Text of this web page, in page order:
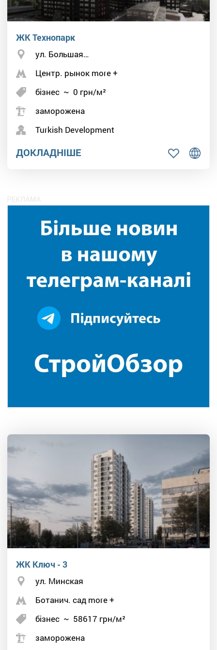
ЖК Технопарк
ул. Большая…
Центр. рынок more +
бізнес ~ 0 грн/м²
заморожена
Turkish Development
ДОКЛАДНІШЕ
ЖК Ключ - 3
ул. Минская
Ботанич. сад more +
бізнес ~ 58617 грн/м²
заморожена